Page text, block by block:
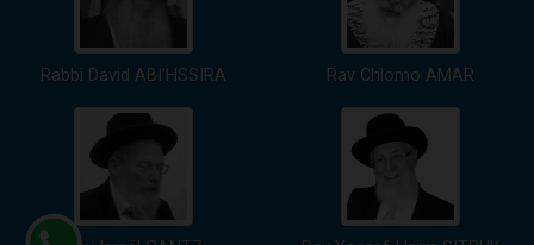
Rabbi David ABI'HSSIRA Rav Chlomo AMAR